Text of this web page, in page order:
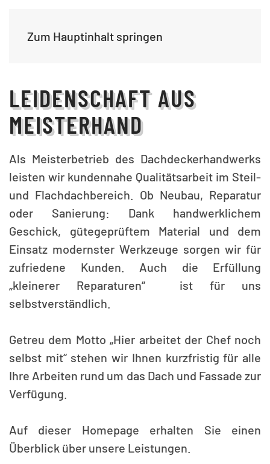
Zum Hauptinhalt springen
LEIDENSCHAFT AUS
MEISTERHAND
Als Meisterbetrieb des Dachdeckerhandwerks
leisten wir kundennahe Qualitätsarbeit im Steil-
und Flachdachbereich. Ob Neubau, Reparatur
oder Sanierung: Dank handwerklichem
Geschick, gütegeprüftem Material und dem
Einsatz modernster Werkzeuge sorgen wir für
zufriedene Kunden. Auch die Erfüllung
„kleinerer Reparaturen“ ist für uns
selbstverständlich.
Getreu dem Motto „Hier arbeitet der Chef noch
selbst mit“ stehen wir Ihnen kurzfristig für alle
Ihre Arbeiten rund um das Dach und Fassade zur
Verfügung.
Auf dieser Homepage erhalten Sie einen
Überblick über unsere Leistungen.